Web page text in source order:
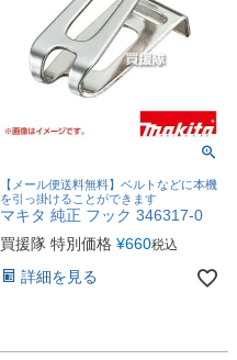
【メール便送料無料】ベルトなどに本機
を引っ掛けることができます
マキタ 純正 フック 346317-0
買援隊 特別価格 ¥660税込
詳細を見る